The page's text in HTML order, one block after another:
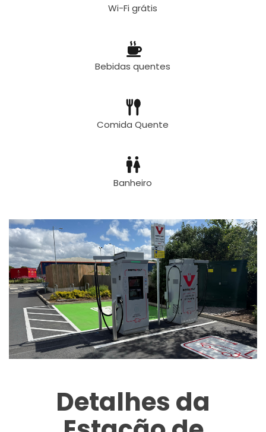
Wi-Fi grátis
Bebidas quentes
Comida Quente
Banheiro
Detalhes da